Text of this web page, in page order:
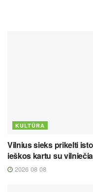
KULTŪRA
Vilnius sieks prikelti
ieškos kartu su
2026 08 08